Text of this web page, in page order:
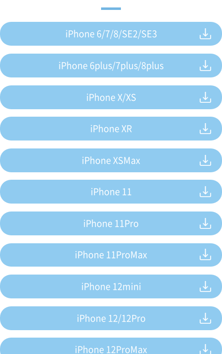
iPhone 6/7/8/SE2/SE3
iPhone 6plus/7plus/8plus
iPhone X/XS
iPhone XR
iPhone XSMax
iPhone 11
iPhone 11Pro
iPhone 11ProMax
iPhone 12mini
iPhone 12/12Pro
iPhone 12ProMax